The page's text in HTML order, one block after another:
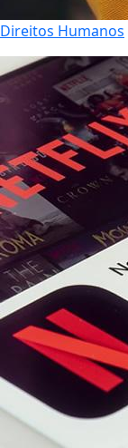
Direitos Humanos